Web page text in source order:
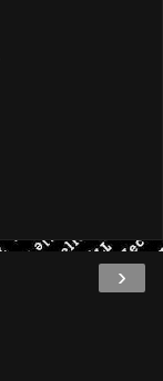
›